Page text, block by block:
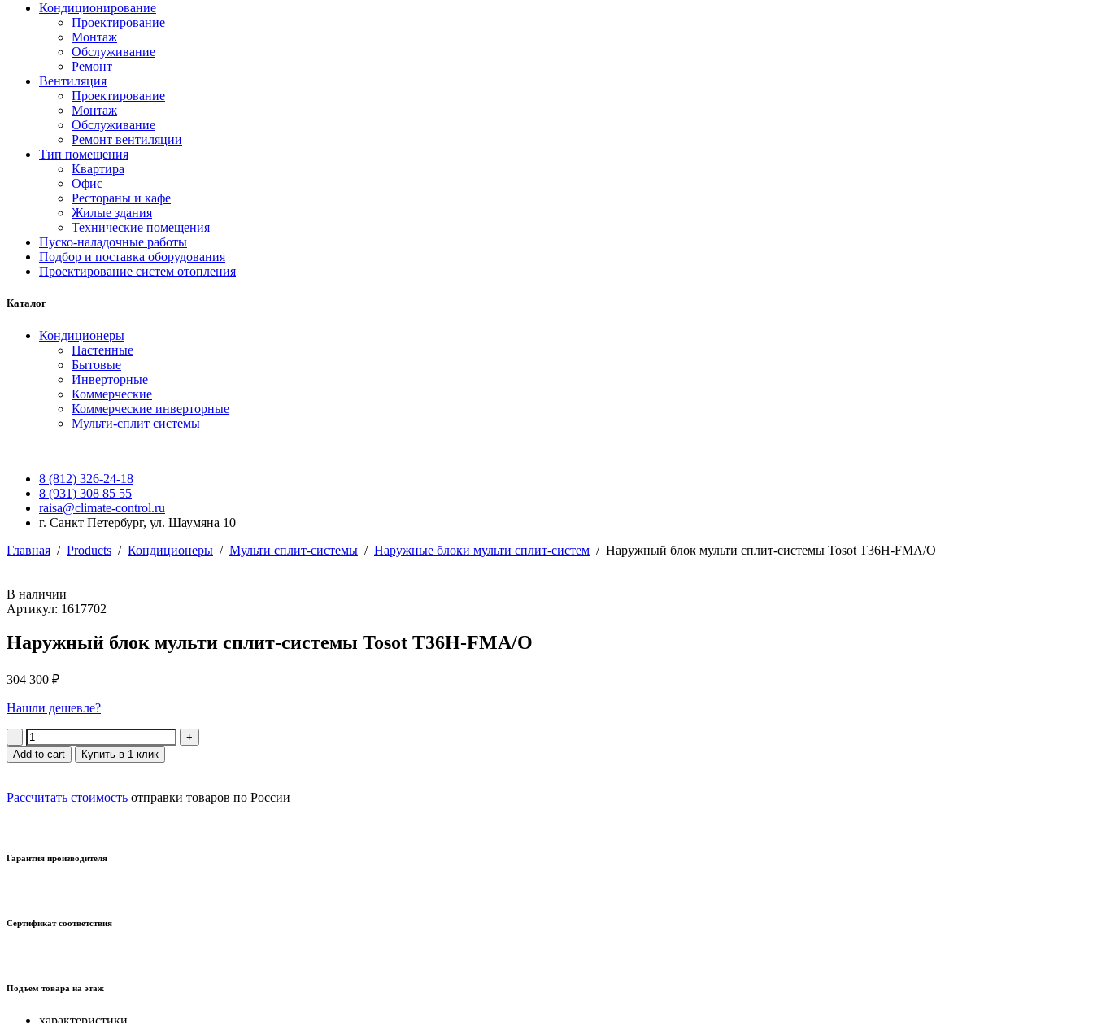
Кондиционирование
Проектирование
Монтаж
Обслуживание
Ремонт
Вентиляция
Проектирование
Монтаж
Обслуживание
Ремонт вентиляции
Тип помещения
Квартира
Офис
Рестораны и кафе
Жилые здания
Технические помещения
Пуско-наладочные работы
Подбор и поставка оборудования
Проектирование систем отопления
Каталог
Кондиционеры
Настенные
Бытовые
Инверторные
Коммерческие
Коммерческие инверторные
Мульти-сплит системы
8 (812) 326-24-18
8 (931) 308 85 55
raisa@climate-control.ru
г. Санкт Петербург, ул. Шаумяна 10
Главная / Products / Кондиционеры / Мульти сплит-системы / Наружные блоки мульти сплит-систем / Наружный блок мульти сплит-системы Tosot T36H-FMA/O
В наличии
Артикул: 1617702
Наружный блок мульти сплит-системы Tosot T36H-FMA/O
304 300 ₽
Нашли дешевле?
Quantity
Add to cart Купить в 1 клик
Рассчитать стоимость отправки товаров по России
Гарантия производителя
Сертификат соответствия
Подъем товара на этаж